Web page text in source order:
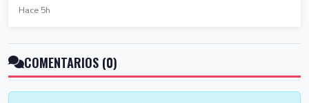
Hace 5h
COMENTARIOS (0)